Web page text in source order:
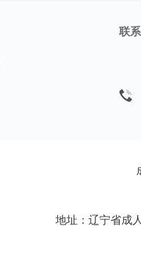
联
地址：辽宁省成